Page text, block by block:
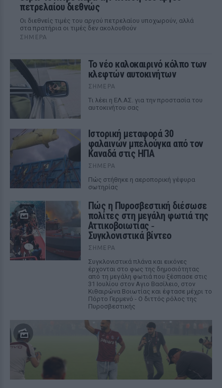
πετρελαίου διεθνώς
Οι διεθνείς τιμές του αργού πετρελαίου υποχωρούν, αλλά
στα πρατήρια οι τιμές δεν ακολουθούν
ΣΉΜΕΡΑ
Το νέο καλοκαιρινό κόλπο των
κλεφτών αυτοκινήτων
ΣΉΜΕΡΑ
Tι λέει η ΕΛ.ΑΣ. για την προστασία του
αυτοκινήτου σας
Ιστορική μεταφορά 30
φαλαινών μπελούγκα από τον
Καναδά στις ΗΠΑ
ΣΉΜΕΡΑ
Πώς στήθηκε η αεροπορική γέφυρα
σωτηρίας
Πώς η Πυροσβεστική διέσωσε
πολίτες στη μεγάλη φωτιά της
Αττικοβοιωτίας ‑
Συγκλονιστικά βίντεο
ΣΉΜΕΡΑ
Συγκλονιστικά πλάνα και εικόνες
έρχονται στο φως της δημοσιότητας
από τη μεγάλη φωτιά που ξέσπασε στις
31 Ιουλίου στον Αγιο Βασίλειο, στον
Κιθαιρώνα Βοιωτίας και έφτασε μέχρι το
Πόρτο Γερμενό - Ο διττός ρόλος της
Πυροσβεστικής